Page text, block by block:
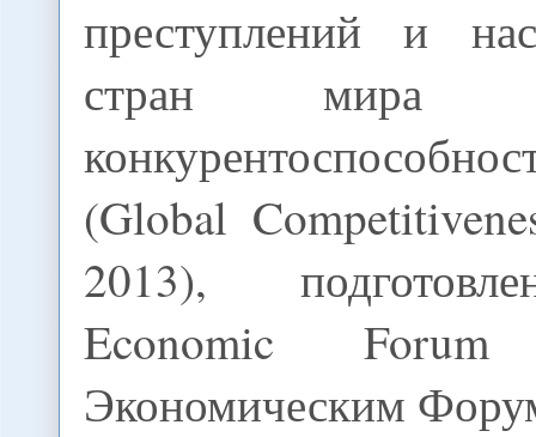
преступлений и
стран мира
(Global
2013),
Economic Forum
Экономическим